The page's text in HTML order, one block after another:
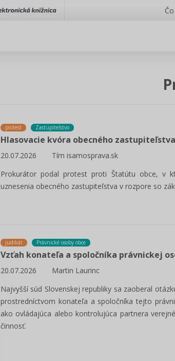
protest Zastupiteľstvo
Hlasovacie kvóra obecného
20.07.2026
Tím isamosprava.sk
Prokurátor podal protest proti Štatútu obce, v
uznesenia obecného zastupiteľstva v rozpore so
judikát Právnické osoby obce
Vzťah konateľa a spoločníka právnickej
20.07.2026
Martin Laurinc
Najvyšší súd Slovenskej republiky sa zaoberal
prostredníctvom konateľa a spoločníka tejto
ako ovládajúca alebo kontrolujúca partnera
činnosť.